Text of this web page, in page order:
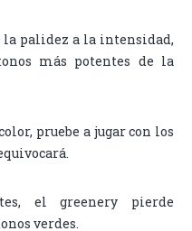
la palidez a la intensidad,
más potentes de la
pruebe a jugar con los
el greenery pierde
verdes.